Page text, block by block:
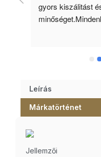
gyors kiszálitást
Leírás
Márkatörténet
Jellemzői